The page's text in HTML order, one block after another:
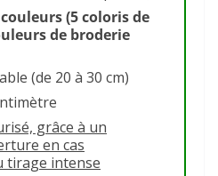
(5 coloris de
de broderie
(de 20 à 30 cm)
grâce à un
en cas
tirage intense